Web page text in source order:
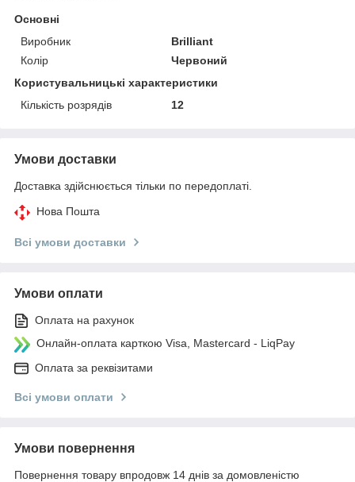
Основні
Виробник
Brilliant
Колір
Червоний
Користувальницькі характеристики
Кількість розрядів
12
Умови доставки
Доставка здійснюється тільки по передоплаті.
Нова Пошта
Всі умови доставки
Умови оплати
Оплата на рахунок
Онлайн-оплата карткою Visa, Mastercard - LiqPay
Оплата за реквізитами
Всі умови оплати
Умови повернення
Повернення товару впродовж 14 днів за домовленістю